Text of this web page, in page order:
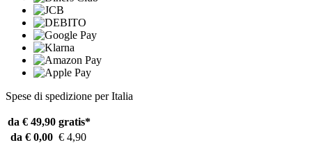
Spese di spedizione per Italia
da € 49,90 gratis*
da € 0,00 € 4,90